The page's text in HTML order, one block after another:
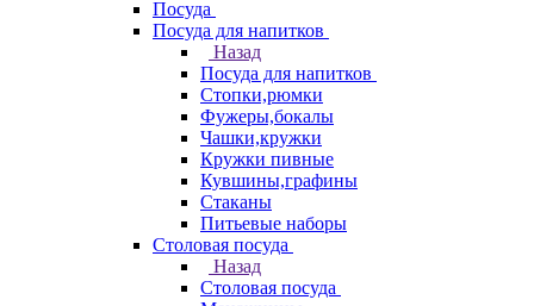
Посуда
Посуда для напитков
Назад
Посуда для напитков
Стопки,рюмки
Фужеры,бокалы
Чашки,кружки
Кружки пивные
Кувшины,графины
Стаканы
Питьевые наборы
Столовая посуда
Назад
Столовая посуда